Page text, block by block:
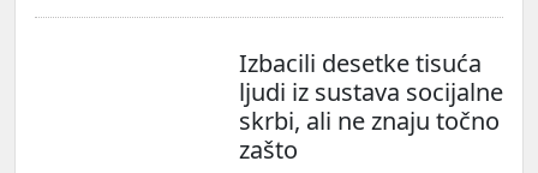
Izbacili desetke tisuća
ljudi iz sustava socijalne
skrbi, ali ne znaju točno
zašto